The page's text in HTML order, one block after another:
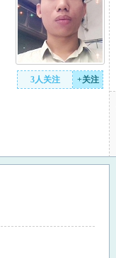
3人关注 +关注